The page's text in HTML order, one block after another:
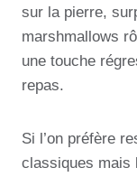
sur la pierre,
marshmallows
une touche
repas.
Si l’on préfère
classiques mais